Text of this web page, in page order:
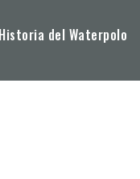
del Waterpolo